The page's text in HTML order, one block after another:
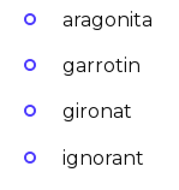
aragonita
garrotin
gironat
ignorant